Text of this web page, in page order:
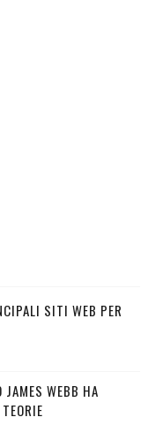
SITI WEB PER
JAMES WEBB HA